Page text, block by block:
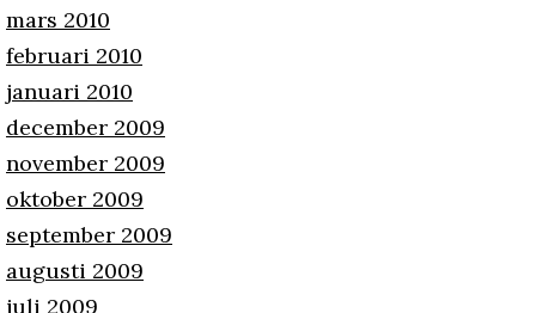
mars 2010
februari 2010
januari 2010
december 2009
november 2009
oktober 2009
september 2009
augusti 2009
juli 2009